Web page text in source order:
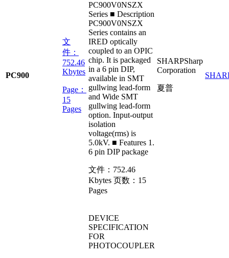
PC900
文
件：
752.46
Kbytes
Page：
15
Pages
PC900V0NSZX
Series ■ Description
PC900V0NSZX
Series contains an
IRED optically
coupled to an OPIC
chip. It is packaged
in a 6 pin DIP,
available in SMT
gullwing lead-form
and Wide SMT
gullwing lead-form
option. Input-output
isolation
voltage(rms) is
5.0kV. ■ Features 1.
6 pin DIP package
文件： 752.46
Kbytes 页数： 15
Pages
SHARPSharp
Corporation
夏普
DEVICE
SPECIFICATION
FOR
PHOTOCOUPLER